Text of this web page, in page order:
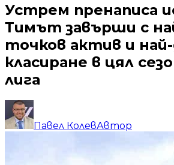
Устрем пренаписа
Тимът завърши с
точков актив и
класиране в цял
лига
Павел КолевАвтор